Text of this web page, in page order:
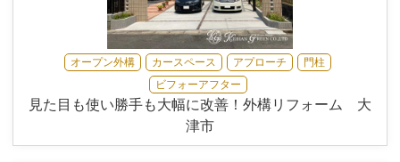
オープン外構 カースペース アプローチ
門柱
ビフォーアフター
見た目も使い勝手も大幅に改善！外構リフォーム 大
津市